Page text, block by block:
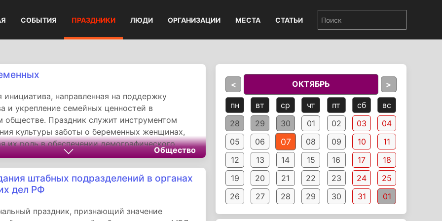
СОБЫТИЯ ПРАЗДНИКИ ЛЮДИ ОРГАНИЗАЦИИ МЕСТА СТАТЬИ
инициатива, направленная на поддержку
и укрепление семейных ценностей в
обществе. Праздник служит инструментом
культуры заботы о беременных женщинах,
их роль в обеспечении демографического
Через образовательные мероприятия,
помощь и эмоциональную поддержку этот
вклад в создание среды, где каждая
чувствует себя защищенной и значимой.
Общество
штабных подразделений в органах
дел РФ
праздник, признающий значение
< ОКТЯБРЬ >
пн вт ср чт пт сб
вс
28
29 30 01 02 03
04
05
06 07 08 09 10
11
12
13 14 15 16 17
18
19
20 21 22 23 24
25
26
27 28 29 30 31 01